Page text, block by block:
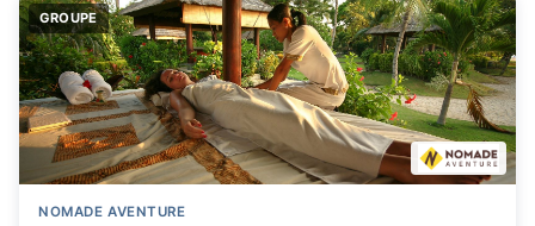
GROUPE
NOMADE AVENTURE